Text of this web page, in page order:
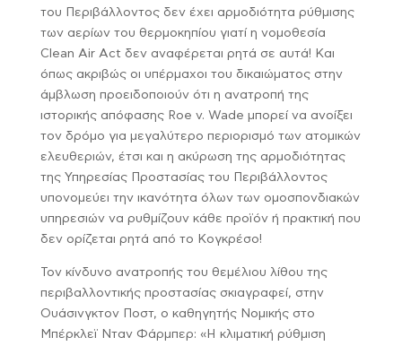
του Περιβάλλοντος δεν έχει αρμοδιότητα ρύθμισης
των αερίων του θερμοκηπίου γιατί η νομοθεσία
Clean Air Act δεν αναφέρεται ρητά σε αυτά! Και
όπως ακριβώς οι υπέρμαχοι του δικαιώματος στην
άμβλωση προειδοποιούν ότι η ανατροπή της
ιστορικής απόφασης Roe v. Wade μπορεί να ανοίξει
τον δρόμο για μεγαλύτερο περιορισμό των ατομικών
ελευθεριών, έτσι και η ακύρωση της αρμοδιότητας
της Υπηρεσίας Προστασίας του Περιβάλλοντος
υπονομεύει την ικανότητα όλων των ομοσπονδιακών
υπηρεσιών να ρυθμίζουν κάθε προϊόν ή πρακτική που
δεν ορίζεται ρητά από το Κογκρέσο!
Τον κίνδυνο ανατροπής του θεμέλιου λίθου της
περιβαλλοντικής προστασίας σκιαγραφεί, στην
Ουάσινγκτον Ποστ, ο καθηγητής Νομικής στο
Μπέρκλεϊ Νταν Φάρμπερ: «Η κλιματική ρύθμιση